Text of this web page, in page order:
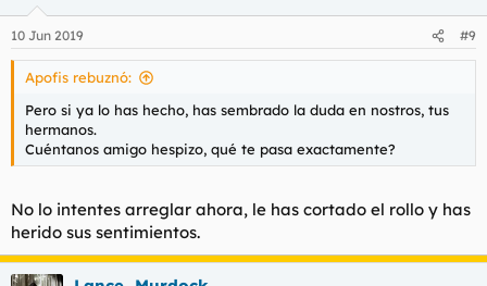
e
s
10 Jun 2019 #9
Apofis rebuznó:
Pero si ya lo has hecho, has sembrado la duda en nostros, tus
hermanos.
Cuéntanos amigo hespizo, qué te pasa exactamente?
No lo intentes arreglar ahora, le has cortado el rollo y has
herido sus sentimientos.